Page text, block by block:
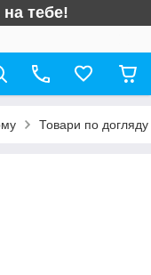
тебе!
Товари по